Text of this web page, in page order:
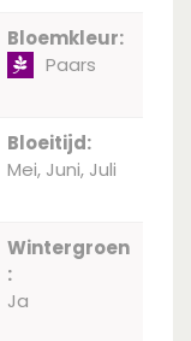
Bloemkleur:
Paars
Bloeitijd:
Mei, Juni, Juli
Wintergroen
:
Ja